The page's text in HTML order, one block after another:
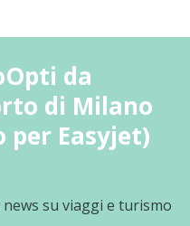
da
di Milano
per Easyjet)
su viaggi e turismo